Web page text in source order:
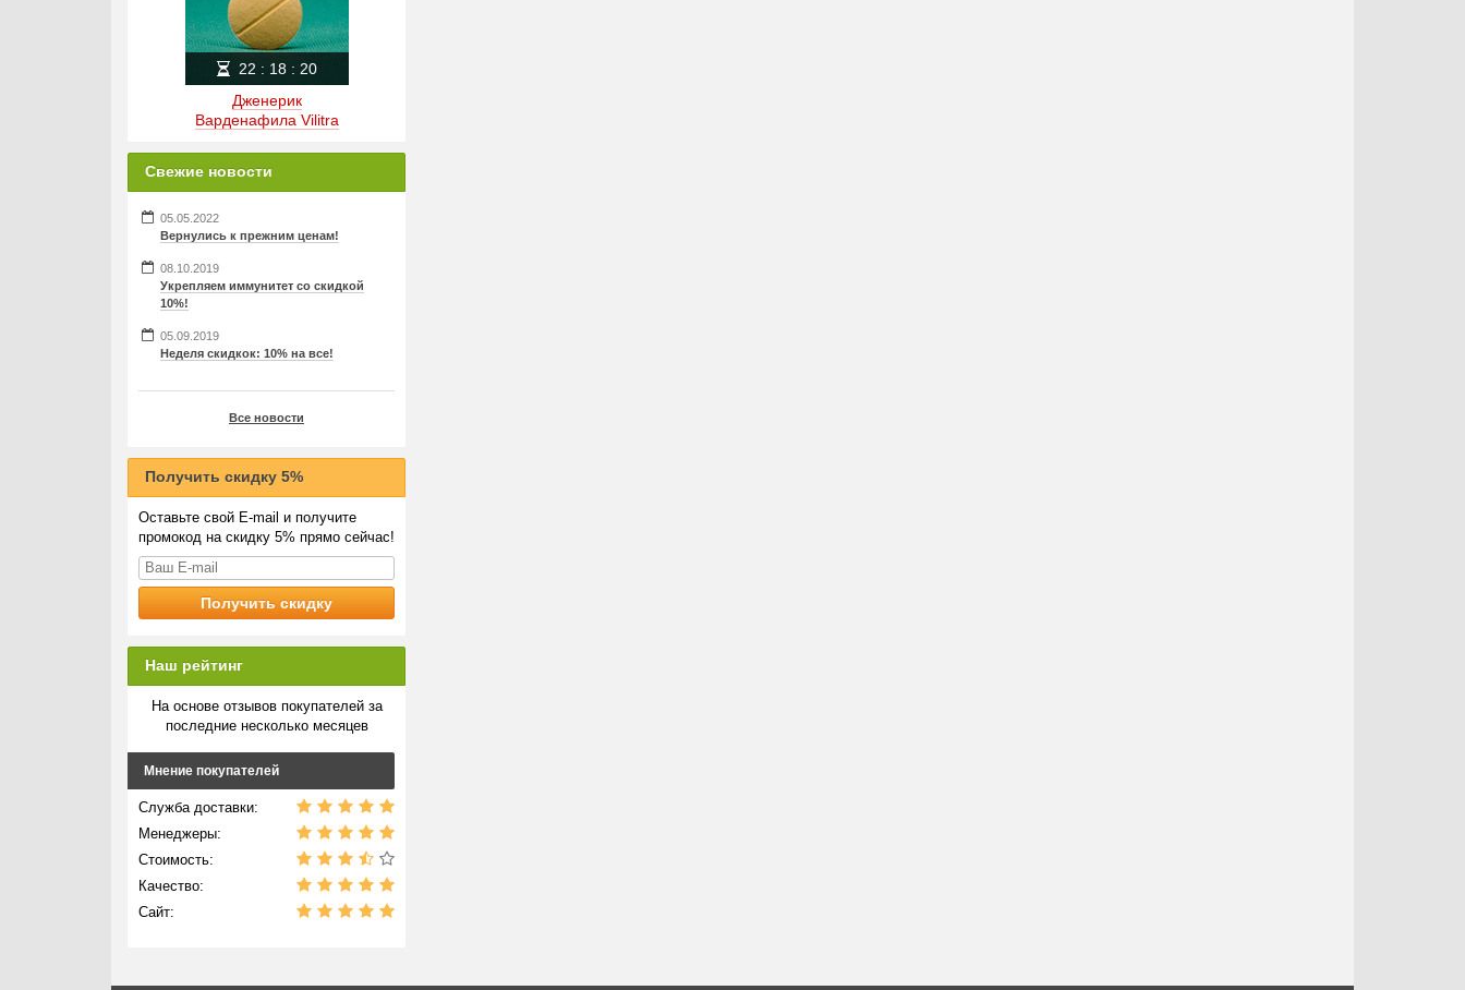
Дженерик
Варденафила Vilitra
22 : 18: 20
Свежие новости
05.05.2022
Вернулись к прежним ценам!
08.10.2019
Укрепляем иммунитет со скидкой
10%!
05.09.2019
Неделя скидкок: 10% на все!
Все новости
Получить скидку 5%
Оставьте свой E-mail и получите
промокод на скидку 5% прямо сейчас!
Наш рейтинг
На основе отзывов покупателей за
последние несколько месяцев
Мнение покупателей
Служба доставки:
Менеджеры:
Стоимость:
Качество:
Сайт: